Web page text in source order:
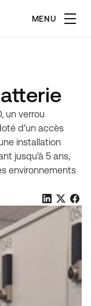
MENU
un verrou
d'un accès
installation
jusqu'à 5 ans,
environnements